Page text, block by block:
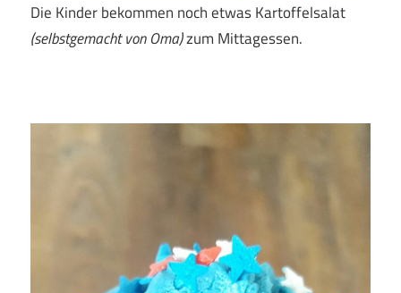
Die Kinder bekommen noch etwas Kartoffelsalat
(selbstgemacht von Oma)zum Mittagessen.